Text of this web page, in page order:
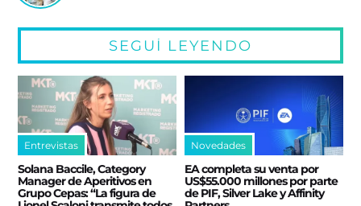
SEGUÍ LEYENDO
Entrevistas
Solana Baccile, Category
Manager de Aperitivos en
Grupo Cepas: “La figura de
Novedades
EA completa su venta por
US$55.000 millones por parte
de PIF, Silver Lake y Affinity